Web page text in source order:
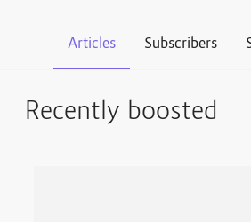
Articles Subscribers
Recently boosted